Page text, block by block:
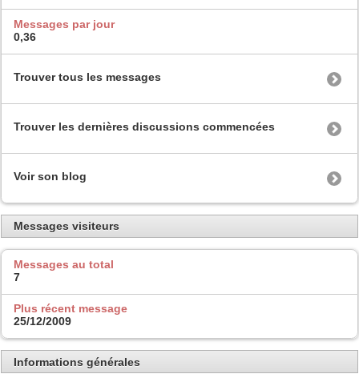
Messages par jour
0,36
Trouver tous les messages
Trouver les dernières discussions commencées
Voir son blog
Messages visiteurs
Messages au total
7
Plus récent message
25/12/2009
Informations générales